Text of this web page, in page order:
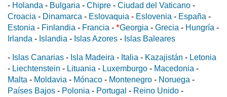
- Holanda - Bulgaria - Chipre - Ciudad del Vaticano -
Croacia - Dinamarca - Eslovaquia - Eslovenia - España -
Estonia - Finlandia - Francia - *Georgia - Grecia - Hungría -
Irlanda - Islandia - Islas Azores - Islas Baleares
- Islas Canarias - Isla Madeira - Italia - Kazajistán - Letonia
- Liechtenstein - Lituania - Luxemburgo - Macedonia -
Malta - Moldavia - Mónaco - Montenegro - Noruega -
Países Bajos - Polonia - Portugal - Reino Unido -